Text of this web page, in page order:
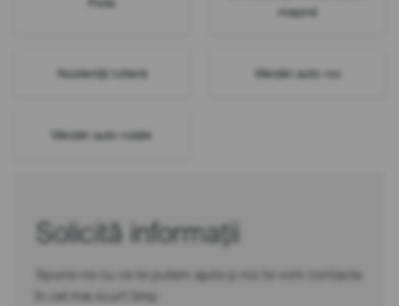
mașină
Asistență rutieră Vânzări auto noi
Vânzări auto rulate
Solicită informații
Spune-ne cu ce te putem ajuta și noi te vom contacta
în cel mai scurt timp